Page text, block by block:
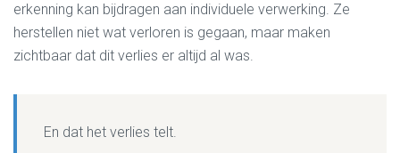
erkenning kan bijdragen aan individuele verwerking. Ze
herstellen niet wat verloren is gegaan, maar maken
zichtbaar dat dit verlies er altijd al was.
En dat het verlies telt.